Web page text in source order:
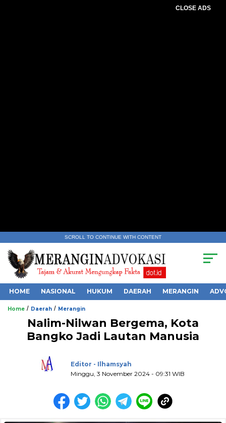
CLOSE ADS
SCROLL TO CONTINUE WITH CONTENT
HOME NASIONAL HUKUM DAERAH MERANGIN
Home / Daerah / Merangin
Nalim-Nilwan Bergema, Kota
Bangko Jadi Lautan Manusia
Editor - Ilhamsyah
Minggu, 3 November 2024 - 09:31 WIB